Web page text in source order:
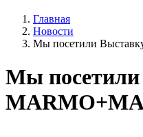
Главная
Новости
Мы посетили
Мы